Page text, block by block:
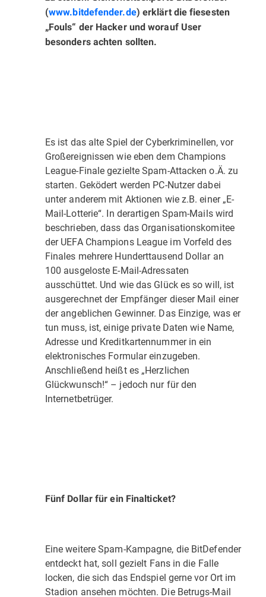
(www.bitdefender.de) erklärt die fiesesten
„Fouls“ der Hacker und worauf User
besonders achten sollten.
Es ist das alte Spiel der Cyberkriminellen, vor
Großereignissen wie eben dem Champions
League-Finale gezielte Spam-Attacken o.Ä. zu
starten. Geködert werden PC-Nutzer dabei
unter anderem mit Aktionen wie z.B. einer „E-
Mail-Lotterie“. In derartigen Spam-Mails wird
beschrieben, dass das Organisationskomitee
der UEFA Champions League im Vorfeld des
Finales mehrere Hunderttausend Dollar an
100 ausgeloste E-Mail-Adressaten
ausschüttet. Und wie das Glück es so will, ist
ausgerechnet der Empfänger dieser Mail einer
der angeblichen Gewinner. Das Einzige, was er
tun muss, ist, einige private Daten wie Name,
Adresse und Kreditkartennummer in ein
elektronisches Formular einzugeben.
Anschließend heißt es „Herzlichen
Glückwunsch!“ – jedoch nur für den
Internetbetrüger.
Fünf Dollar für ein Finalticket?
Eine weitere Spam-Kampagne, die BitDefender
entdeckt hat, soll gezielt Fans in die Falle
locken, die sich das Endspiel gerne vor Ort im
Stadion ansehen möchten. Die Betrugs-Mail